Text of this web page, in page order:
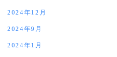
2024年12月
2024年9月
2024年1月